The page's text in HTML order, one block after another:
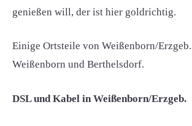
genießen will, der ist hier goldrichtig.
Einige Ortsteile von Weißenborn/
Weißenborn und Berthelsdorf.
DSL und Kabel in Weißenborn/Erzgeb.